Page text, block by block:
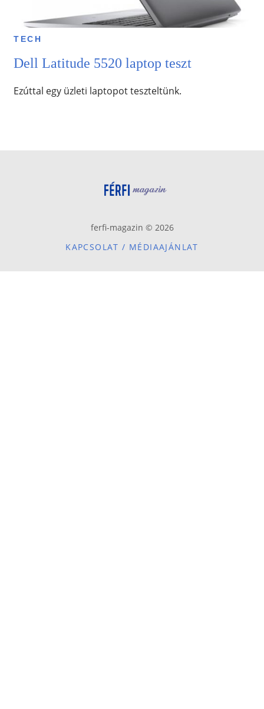
TECH
Dell Latitude 5520 laptop teszt
Ezúttal egy üzleti laptopot teszteltünk.
ferfi-magazin © 2026
KAPCSOLAT / MÉDIAAJÁNLAT